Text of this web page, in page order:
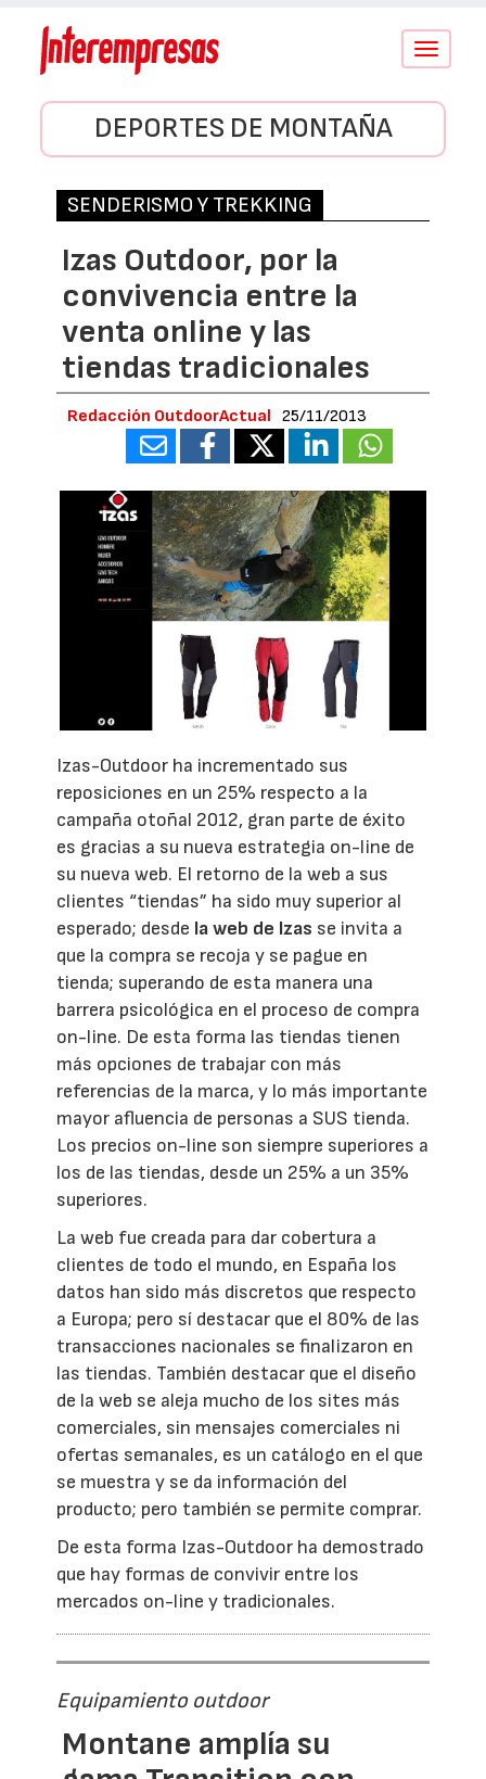
Conmutar
DEPORTES DE MONTAÑA
SENDERISMO Y TREKKING
Izas Outdoor, por la
convivencia entre la
venta online y las
tiendas tradicionales
Redacción OutdoorActual 25/11/2013
Izas-Outdoor ha incrementado sus
reposiciones en un 25% respecto a la
campaña otoñal 2012, gran parte de éxito
es gracias a su nueva estrategia on-line de
su nueva web. El retorno de la web a sus
clientes “tiendas” ha sido muy superior al
esperado; desde la web de Izas se invita a
que la compra se recoja y se pague en
tienda; superando de esta manera una
barrera psicológica en el proceso de compra
on-line. De esta forma las tiendas tienen
más opciones de trabajar con más
referencias de la marca, y lo más importante
mayor afluencia de personas a SUS tienda.
Los precios on-line son siempre superiores a
los de las tiendas, desde un 25% a un 35%
superiores.
La web fue creada para dar cobertura a
clientes de todo el mundo, en España los
datos han sido más discretos que respecto
a Europa; pero sí destacar que el 80% de las
transacciones nacionales se finalizaron en
las tiendas. También destacar que el diseño
de la web se aleja mucho de los sites más
comerciales, sin mensajes comerciales ni
ofertas semanales, es un catálogo en el que
se muestra y se da información del
producto; pero también se permite comprar.
De esta forma Izas-Outdoor ha demostrado
que hay formas de convivir entre los
mercados on-line y tradicionales.
Equipamiento outdoor
Montane amplía su